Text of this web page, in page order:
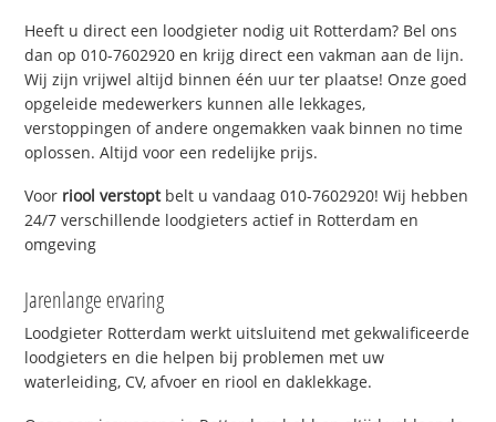
Heeft u direct een loodgieter nodig uit Rotterdam? Bel ons
dan op 010-7602920 en krijg direct een vakman aan de lijn.
Wij zijn vrijwel altijd binnen één uur ter plaatse! Onze goed
opgeleide medewerkers kunnen alle lekkages,
verstoppingen of andere ongemakken vaak binnen no time
oplossen. Altijd voor een redelijke prijs.
Voor riool verstoptbelt u vandaag 010-7602920! Wij hebben
24/7 verschillende loodgieters actief in Rotterdam en
omgeving
Jarenlange ervaring
Loodgieter Rotterdam werkt uitsluitend met gekwalificeerde
loodgieters en die helpen bij problemen met uw
waterleiding, CV, afvoer en riool en daklekkage.